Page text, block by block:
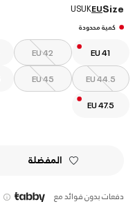
Size
EU
UK
US
كمية محدودة
EU 41
EU 42
EU 44.5
EU 45
EU 47.5
المفضلة
دفعات بدون فوائد مع